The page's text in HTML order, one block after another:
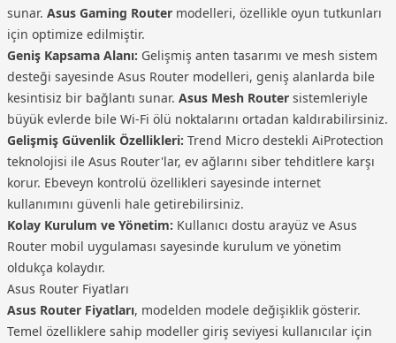
sunar. Asus Gaming Router modelleri, özellikle oyun tutkunları
için optimize edilmiştir.
Geniş Kapsama Alanı: Gelişmiş anten tasarımı ve mesh sistem
desteği sayesinde Asus Router modelleri, geniş alanlarda bile
kesintisiz bir bağlantı sunar. Asus Mesh Router sistemleriyle
büyük evlerde bile Wi-Fi ölü noktalarını ortadan kaldırabilirsiniz.
Gelişmiş Güvenlik Özellikleri: Trend Micro destekli AiProtection
teknolojisi ile Asus Router'lar, ev ağlarını siber tehditlere karşı
korur. Ebeveyn kontrolü özellikleri sayesinde internet
kullanımını güvenli hale getirebilirsiniz.
Kolay Kurulum ve Yönetim: Kullanıcı dostu arayüz ve Asus
Router mobil uygulaması sayesinde kurulum ve yönetim
oldukça kolaydır.
Asus Router Fiyatları
Asus Router Fiyatları, modelden modele değişiklik gösterir.
Temel özelliklere sahip modeller giriş seviyesi kullanıcılar için